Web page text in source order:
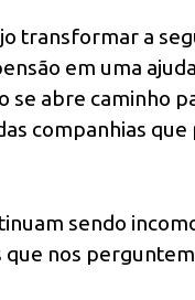
transformar a
em uma
se abre caminho
companhias
sendo
que nos